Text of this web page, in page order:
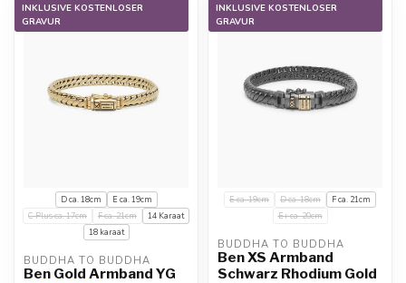
INKLUSIVE KOSTENLOSER
GRAVUR
D ca. 18cm
E ca. 19cm
C Plus ca. 17cm
F ca. 21cm
14 Karaat
18 karaat
BUDDHA TO BUDDHA
Ben Gold Armband YG
INKLUSIVE KOSTENLOSER
GRAVUR
E ca. 19cm D ca. 18cm
F ca. 21cm
E+ ca. 20cm
BUDDHA TO BUDDHA
Ben XS Armband
Schwarz Rhodium Gold